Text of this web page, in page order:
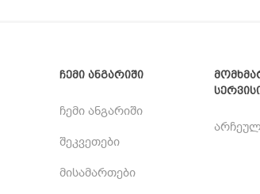
ჩემი ანგარიში
ჩემი ანგარიში
შეკვეთები
მისამართები